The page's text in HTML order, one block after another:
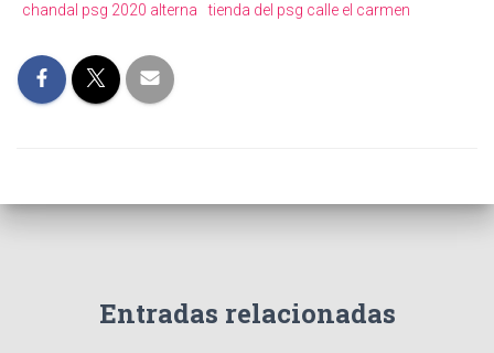
chandal psg 2020 alterna
tienda del psg calle el carmen
Entradas relacionadas